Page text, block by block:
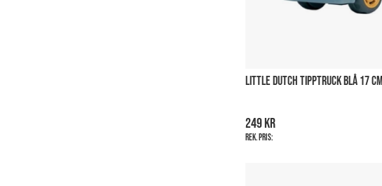
LITTLE DUTCH TIPPTRUCK BLÅ 17 CM
249 kr
Rek. pris: